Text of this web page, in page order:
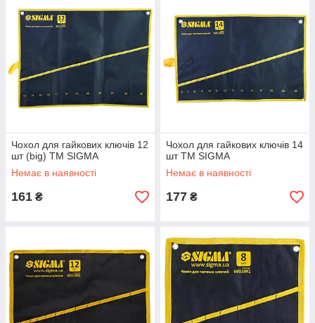
Чохол для гайкових ключів 12
шт (big) ТМ SIGMA
Немає в наявності
161 ₴
Чохол для гайкових ключів 14
шт ТМ SIGMA
Немає в наявності
177 ₴